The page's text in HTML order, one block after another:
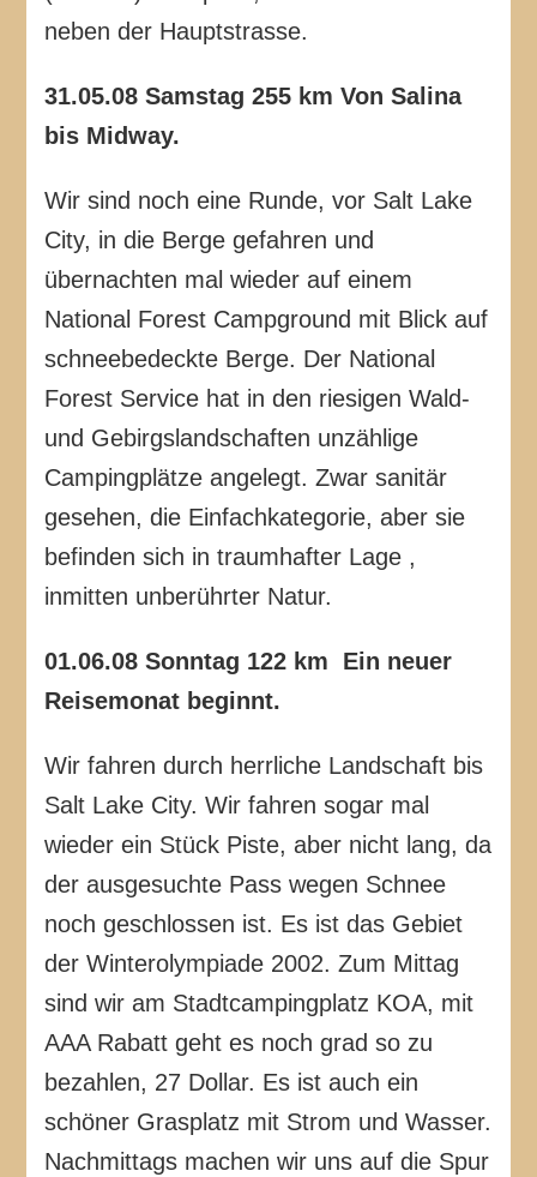
neben der Hauptstrasse.
31.05.08 Samstag 255 km Von Salina
bis Midway.
Wir sind noch eine Runde, vor Salt Lake
City, in die Berge gefahren und
übernachten mal wieder auf einem
National Forest Campground mit Blick auf
schneebedeckte Berge. Der National
Forest Service hat in den riesigen Wald-
und Gebirgslandschaften unzählige
Campingplätze angelegt. Zwar sanitär
gesehen, die Einfachkategorie, aber sie
befinden sich in traumhafter Lage ,
inmitten unberührter Natur.
01.06.08 Sonntag 122 km Ein neuer
Reisemonat beginnt.
Wir fahren durch herrliche Landschaft bis
Salt Lake City. Wir fahren sogar mal
wieder ein Stück Piste, aber nicht lang, da
der ausgesuchte Pass wegen Schnee
noch geschlossen ist. Es ist das Gebiet
der Winterolympiade 2002. Zum Mittag
sind wir am Stadtcampingplatz KOA, mit
AAA Rabatt geht es noch grad so zu
bezahlen, 27 Dollar. Es ist auch ein
schöner Grasplatz mit Strom und Wasser.
Nachmittags machen wir uns auf die Spur